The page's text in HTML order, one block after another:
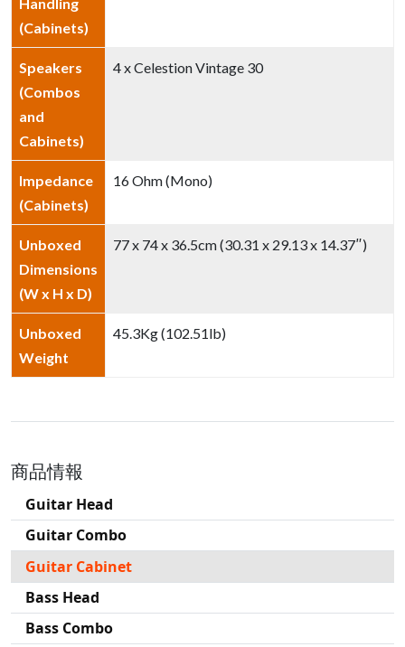
(Cabinets)
Speakers
(Combos
and
Cabinets)
4 x Celestion Vintage 30
Impedance
(Cabinets)
16 Ohm (Mono)
Unboxed
Dimensions
(W x H x D)
77 x 74 x 36.5cm (30.31 x 29.13 x 14.37″)
Unboxed
Weight
45.3Kg (102.51lb)
商品情報
Guitar Head
Guitar Combo
Guitar Cabinet
Bass Head
Bass Combo